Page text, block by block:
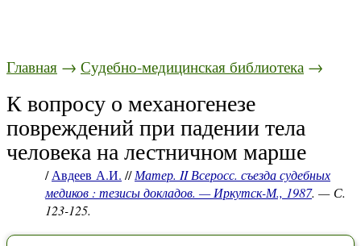
Главная → Судебно-медицинская библиотека →
К вопросу о механогенезе
повреждений при падении тела
человека на лестничном марше
/Авдеев А.И. //Матер. II Всеросс. съезда судебных
медиков : тезисы докладов. — Иркутск-М., 1987. — С.
123-125.